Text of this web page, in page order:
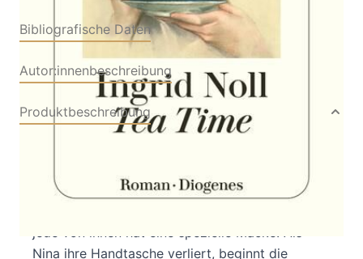
Bibliografische Daten
Autor:innenbeschreibung
Produktbeschreibung
einer Sektlaune heraus gründen sie mit vier
jede von ihnen hat eine spezielle Macke. Als
Nina ihre Handtasche verliert, beginnt die